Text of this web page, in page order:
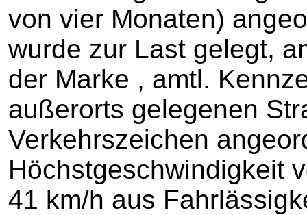
von vier Monaten)
wurde zur Last gelegt,
der Marke , amtl.
außerorts gelegenen
Verkehrszeichen
Höchstgeschwindigkeit
41 km/h aus